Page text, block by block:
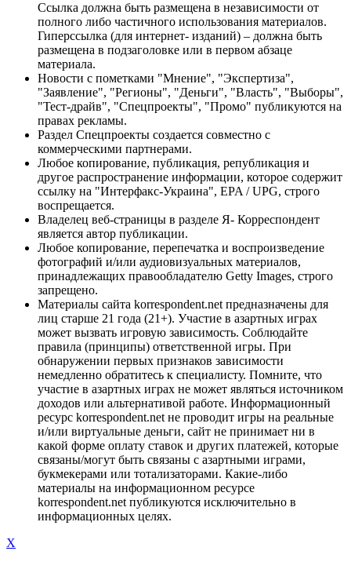
Ссылка должна быть размещена в независимости от
полного либо частичного использования материалов.
Гиперссылка (для интернет- изданий) – должна быть
размещена в подзаголовке или в первом абзаце
материала.
Новости с пометками "Мнение", "Экспертиза",
"Заявление", "Регионы", "Деньги", "Власть", "Выборы",
"Тест-драйв", "Спецпроекты", "Промо" публикуются на
правах рекламы.
Раздел Спецпроекты создается совместно с
коммерческими партнерами.
Любое копирование, публикация, републикация и
другое распространение информации, которое содержит
ссылку на "Интерфакс-Украина", EPA / UPG, строго
воспрещается.
Владелец веб-страницы в разделе Я- Корреспондент
является автор публикации.
Любое копирование, перепечатка и воспроизведение
фотографий и/или аудиовизуальных материалов,
принадлежащих правообладателю Getty Images, строго
запрещено.
Материалы сайта korrespondent.net предназначены для
лиц старше 21 года (21+). Участие в азартных играх
может вызвать игровую зависимость. Соблюдайте
правила (принципы) ответственной игры. При
обнаружении первых признаков зависимости
немедленно обратитесь к специалисту. Помните, что
участие в азартных играх не может являться источником
доходов или альтернативой работе. Информационный
ресурс korrespondent.net не проводит игры на реальные
и/или виртуальные деньги, сайт не принимает ни в
какой форме оплату ставок и других платежей, которые
связаны/могут быть связаны с азартными играми,
букмекерами или тотализаторами. Какие-либо
материалы на информационном ресурсе
korrespondent.net публикуются исключительно в
информационных целях.
X